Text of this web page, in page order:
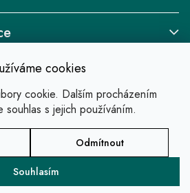
cookies
cookie. Dalším procházením
s jejich používáním.
Odmítnout
Souhlasím
Vytvořil Shoptet
SALABA zlatnické studio.
práva vyhrazena.